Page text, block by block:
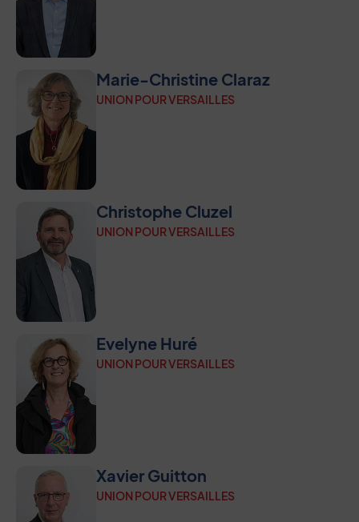
Marie-Christine Claraz
UNION POUR VERSAILLES
Christophe Cluzel
UNION POUR VERSAILLES
Evelyne Huré
UNION POUR VERSAILLES
Xavier Guitton
UNION POUR VERSAILLES